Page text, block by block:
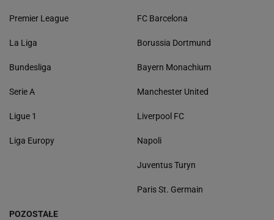
Premier League
La Liga
Bundesliga
Serie A
Ligue 1
Liga Europy
FC Barcelona
Borussia Dortmund
Bayern Monachium
Manchester United
Liverpool FC
Napoli
Juventus Turyn
Paris St. Germain
POZOSTAŁE